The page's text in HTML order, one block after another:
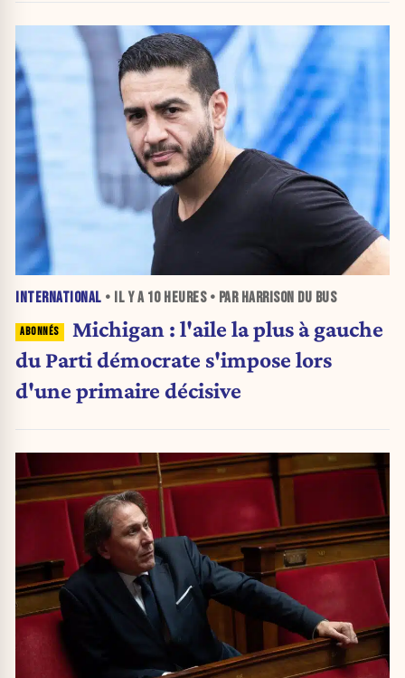
INTERNATIONAL • IL Y A 10 HEURES• PAR HARRISON DU BUS
Michigan : l'aile la plus à gauche
du Parti démocrate s'impose lors
d'une primaire décisive